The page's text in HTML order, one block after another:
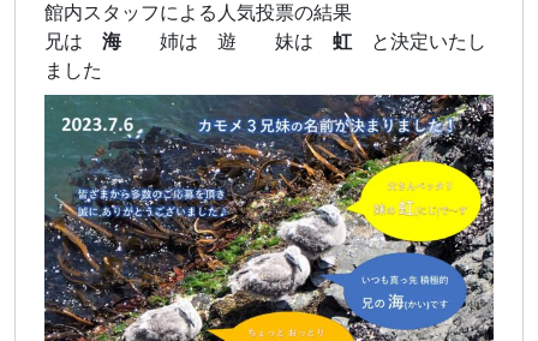
館内スタッフによる人気投票の結果
兄は 海 姉は 遊 妹は 虹 と決定いたし
ました